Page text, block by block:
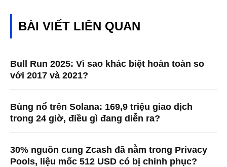
BÀI VIẾT LIÊN QUAN
Bull Run 2025: Vì sao khác biệt hoàn toàn so
với 2017 và 2021?
Bùng nổ trên Solana: 169,9 triệu giao dịch
trong 24 giờ, điều gì đang diễn ra?
30% nguồn cung Zcash đã nằm trong Privacy
Pools, liệu mốc 512 USD có bị chinh phục?